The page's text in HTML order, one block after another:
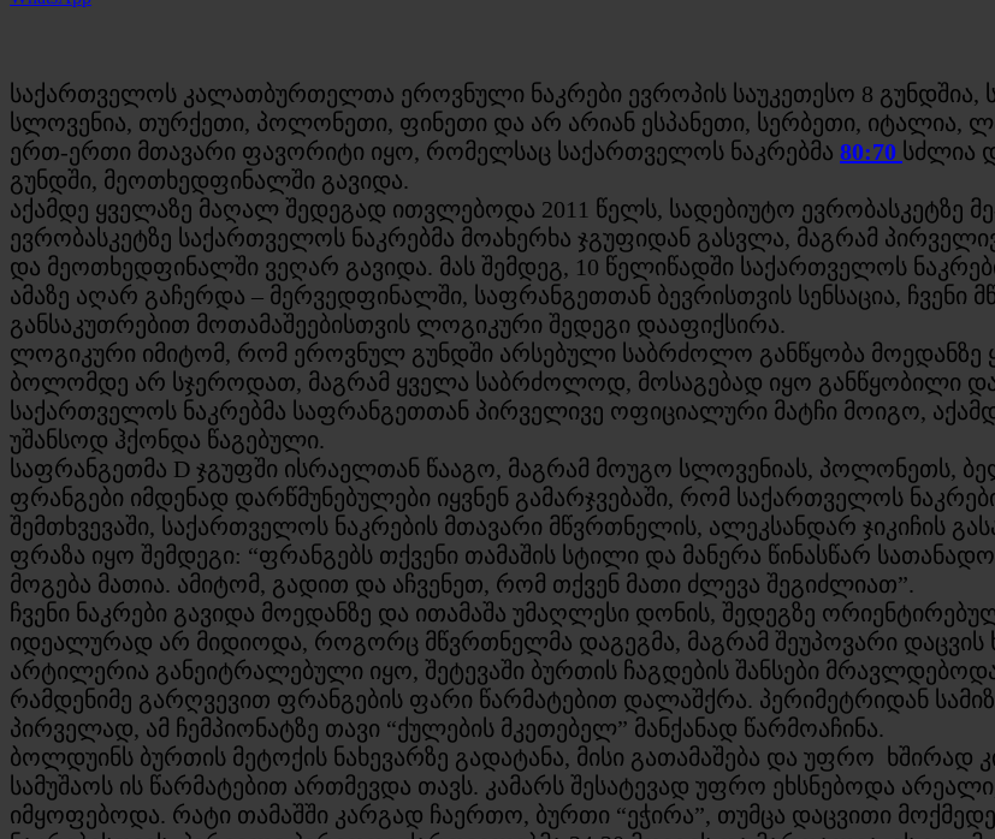
საქართველოს კალათბურთელთა ეროვნული ნაკრები ევროპის საუკეთესო 8 გუნდშია,
სლოვენია, თურქეთი, პოლონეთი, ფინეთი და არ არიან ესპანეთი, სერბეთი, იტალია,
ერთ-ერთი მთავარი ფავორიტი იყო, რომელსაც საქართველოს ნაკრებმა 80:70 სძლია
გუნდში, მეოთხედფინალში გავიდა.
აქამდე ყველაზე მაღალ შედეგად ითვლებოდა 2011 წელს, სადებიუტო ევრობასკეტზე
ევრობასკეტზე საქართველოს ნაკრებმა მოახერხა ჯგუფიდან გასვლა, მაგრამ
და მეოთხედფინალში ვეღარ გავიდა. მას შემდეგ, 10 წელიწადში საქართველოს
ამაზე აღარ გაჩერდა – მერვედფინალში, საფრანგეთთან ბევრისთვის სენსაცია,
განსაკუთრებით მოთამაშეებისთვის ლოგიკური შედეგი დააფიქსირა.
ლოგიკური იმიტომ, რომ ეროვნულ გუნდში არსებული საბრძოლო განწყობა მოედანზე
ბოლომდე არ სჯეროდათ, მაგრამ ყველა საბრძოლოდ, მოსაგებად იყო განწყობილი და
საქართველოს ნაკრებმა საფრანგეთთან პირველივე ოფიციალური მატჩი მოიგო,
უშანსოდ ჰქონდა წაგებული.
საფრანგეთმა D ჯგუფში ისრაელთან წააგო, მაგრამ მოუგო სლოვენიას, პოლონეთს,
ფრანგები იმდენად დარწმუნებულები იყვნენ გამარჯვებაში, რომ საქართველოს
შემთხვევაში, საქართველოს ნაკრების მთავარი მწვრთნელის, ალეკსანდარ ჯიკიჩის
ფრაზა იყო შემდეგი: “ფრანგებს თქვენი თამაშის სტილი და მანერა წინასწარ
მოგება მათია. ამიტომ, გადით და აჩვენეთ, რომ თქვენ მათი ძლევა შეგიძლიათ”.
ჩვენი ნაკრები გავიდა მოედანზე და ითამაშა უმაღლესი დონის, შედეგზე
იდეალურად არ მიდიოდა, როგორც მწვრთნელმა დაგეგმა, მაგრამ შეუპოვარი დაცვის
არტილერია განეიტრალებული იყო, შეტევაში ბურთის ჩაგდების შანსები
რამდენიმე გარღვევით ფრანგების ფარი წარმატებით დალაშქრა. პერიმეტრიდან
პირველად, ამ ჩემპიონატზე თავი “ქულების მკეთებელ” მანქანად წარმოაჩინა.
ბოლდუინს ბურთის მეტოქის ნახევარზე გადატანა, მისი გათამაშება და უფრო ხშირად
სამუშაოს ის წარმატებით ართმევდა თავს. კამარს შესატევად უფრო ეხსნებოდა
იმყოფებოდა. რატი თამაშში კარგად ჩაერთო, ბურთი “ეჭირა”, თუმცა დაცვითი